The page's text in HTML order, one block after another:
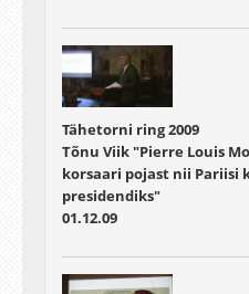
Tähetorni ring 2009
Tõnu Viik "Pierre Louis
korsaari pojast nii Pariisi
presidendiks"
01.12.09